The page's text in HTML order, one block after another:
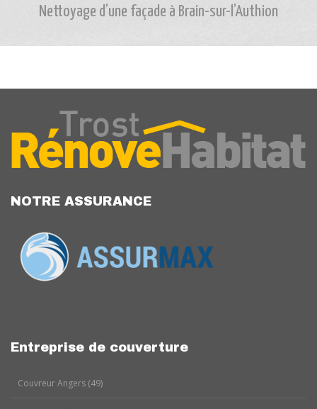
Nettoyage d’une façade à Brain-sur-l’Authion
NOTRE ASSURANCE
Entreprise de couverture
Couvreur Angers (49)